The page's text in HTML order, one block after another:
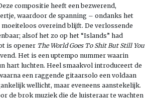
compositie heeft een bezwerend,
waardoor de spanning – ondanks het
overeind blijft. De verlossende
alsof het zo op het “Islands” had
is opener The World Goes To Shit But Still You
Het is een uptempo nummer waarin
hart luchten. Heel smaakvol introduceert de
een raggende gitaarsolo een voldaan
wellicht, maar eveneens aanstekelijk.
de brok muziek die de luisteraar te wachten